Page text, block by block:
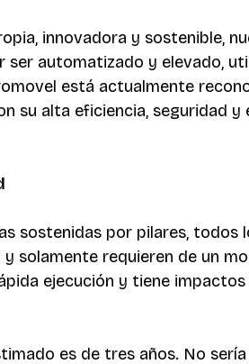
innovadora y sostenible,
automatizado y elevado,
está actualmente
su alta eficiencia, seguridad y
sostenidas por pilares, todos
solamente requieren de un
ejecución y tiene
es de tres años. No